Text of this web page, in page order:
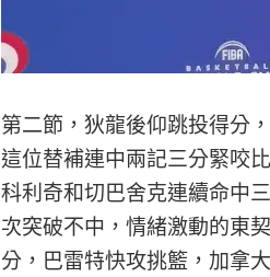
第二節，狄龍後仰跳投得分
這位替補連中兩記三分緊咬
科利奇和切巴舍克連續命中
次突破不中，情緒激動的東
分，巴雷特快攻挑籃，加拿